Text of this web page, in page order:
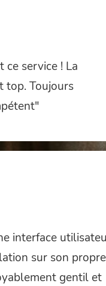
ce service ! La
top. Toujours
interface
sur son propre
gentil et